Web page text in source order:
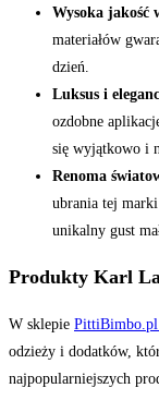
Wysoka jakość
materiałów
dzień.
Luksus i
ozdobne
się wyjątkowo i
Renoma
ubrania tej
unikalny gust
Produkty Karl
W sklepie
odzieży i dodatków,
najpopularniejszych